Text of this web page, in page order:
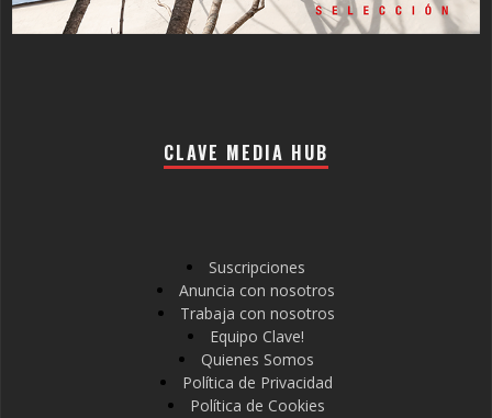
CLAVE MEDIA HUB
Suscripciones
Anuncia con nosotros
Trabaja con nosotros
Equipo Clave!
Quienes Somos
Política de Privacidad
Política de Cookies